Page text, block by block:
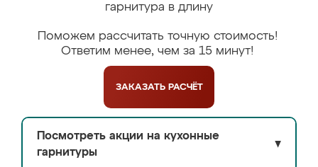
гарнитура в длину
Поможем рассчитать точную стоимость!
Ответим менее, чем за 15 минут!
ЗАКАЗАТЬ РАСЧЁТ
Посмотреть акции на кухонные
гарнитуры
▼